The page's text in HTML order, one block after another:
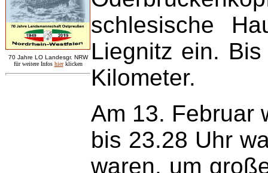
70 Jahre LO Landesgr. NRW
für weitere Infos hier klicken
schlesische
Liegnitz ein.
Kilometer.
Am 13. Februar
bis 23.28 Uhr
waren, um